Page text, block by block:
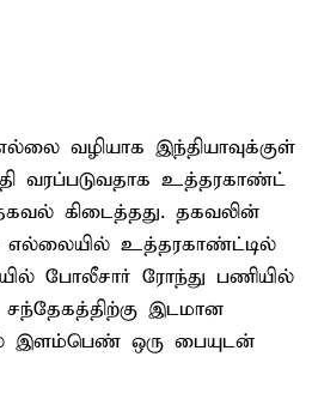
வழியாக இந்தியாவுக்குள்
வரப்படுவதாக உத்தரகாண்ட்
கிடைத்தது. தகவலின்
எல்லையில் உத்தரகாண்ட்டில்
போலீசார் ரோந்து பணியில்
இடமான
இளம்பெண் ஒரு பையுடன்